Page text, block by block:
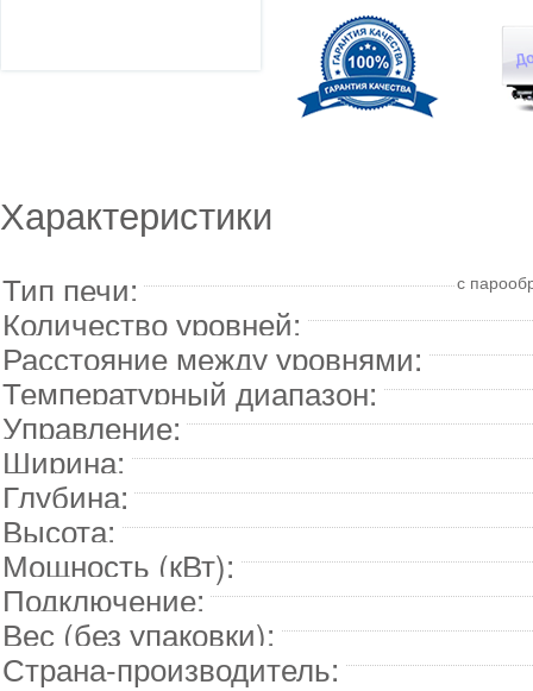
Характеристики
Тип печи: с
Количество уровней:
Расстояние между уровнями:
Температурный диапазон:
Управление:
Ширина:
Глубина:
Высота:
Мощность (кВт):
Подключение:
Вес (без упаковки):
Страна-производитель: